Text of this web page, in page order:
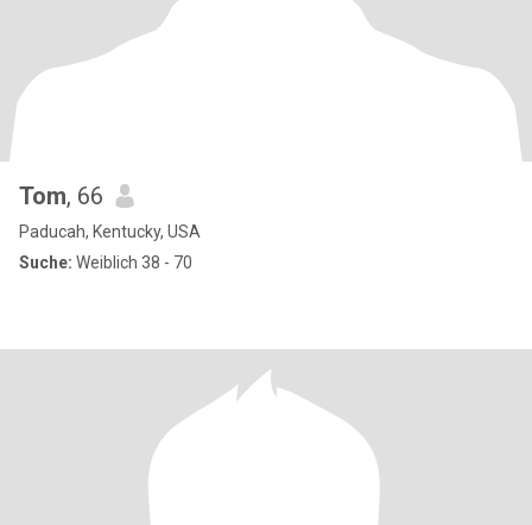
Tom, 66
Paducah, Kentucky, USA
Suche: Weiblich 38 - 70